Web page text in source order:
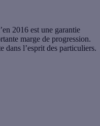
2016 est une garantie
marge de progression.
dans l’esprit des particuliers.